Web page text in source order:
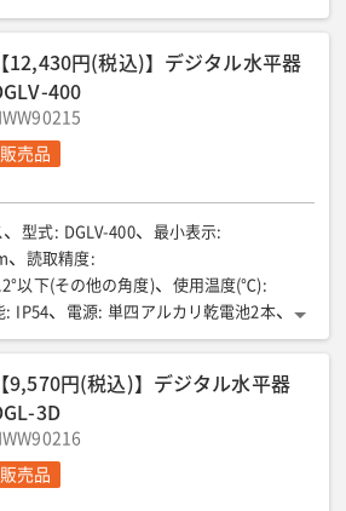
重量(g): 372
【12,430円(税込)】デジタル水平器
400
販売品
型式: DGLV-400 最小表示:
読取精度 :
以下(その他の角度)
使用温度(℃):
: IP54 電源: 単四アルカリ乾電池2本
重量(g): 372
【9,570円(税込)】デジタル水平器
3D
販売品